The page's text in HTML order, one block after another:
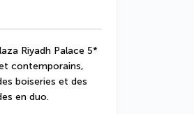
Riyadh Palace 5*
contemporains,
boiseries et des
en duo.